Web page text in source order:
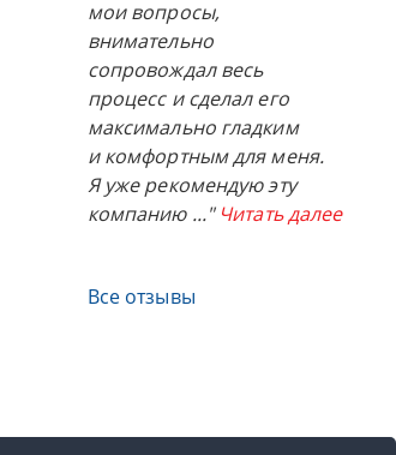
мои вопросы,
внимательно
сопровождал весь
процесс и сделал его
максимально гладким
и комфортным для меня.
Я уже рекомендую эту
компанию ..." Читать далее
Все отзывы